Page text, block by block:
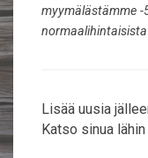
myymälästämme -
Lisää uusia
Katso sinua lähin